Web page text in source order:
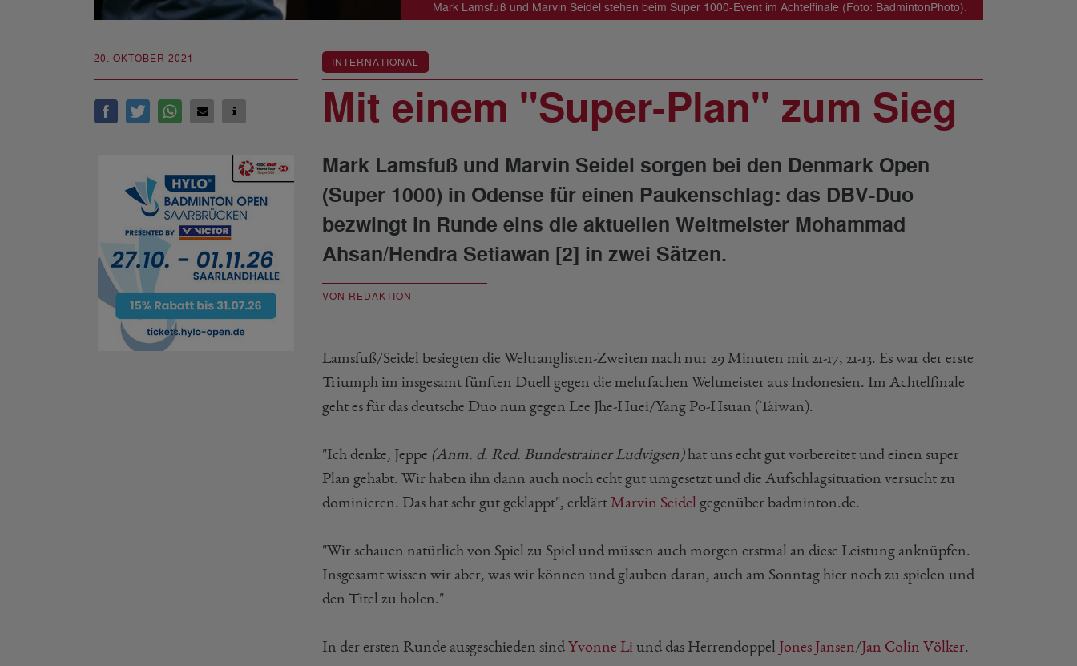
Mark Lamsfuß und Marvin Seidel stehen beim Super 1000-Event im Achtelfinale (Foto: BadmintonPhoto).
20. OKTOBER 2021 INTERNATIONAL
Mit einem "Super-Plan" zum Sieg
Mark Lamsfuß und Marvin Seidel sorgen bei den Denmark Open
(Super 1000) in Odense für einen Paukenschlag: das DBV-Duo
bezwingt in Runde eins die aktuellen Weltmeister Mohammad
Ahsan/Hendra Setiawan [2] in zwei Sätzen.
VON REDAKTION
Lamsfuß/Seidel besiegten die Weltranglisten-Zweiten nach nur 29 Minuten mit 21-17, 21-13. Es war der erste
Triumph im insgesamt fünften Duell gegen die mehrfachen Weltmeister aus Indonesien. Im Achtelfinale
geht es für das deutsche Duo nun gegen Lee Jhe-Huei/Yang Po-Hsuan (Taiwan).
"Ich denke, Jeppe (Anm. d. Red. Bundestrainer Ludvigsen) hat uns echt gut vorbereitet und einen super
Plan gehabt. Wir haben ihn dann auch noch echt gut umgesetzt und die Aufschlagsituation versucht zu
dominieren. Das hat sehr gut geklappt", erklärt Marvin Seidel gegenüber badminton.de.
"Wir schauen natürlich von Spiel zu Spiel und müssen auch morgen erstmal an diese Leistung anknüpfen.
Insgesamt wissen wir aber, was wir können und glauben daran, auch am Sonntag hier noch zu spielen und
den Titel zu holen."
In der ersten Runde ausgeschieden sind Yvonne Li und das Herrendoppel Jones Jansen /Jan Colin Völker.